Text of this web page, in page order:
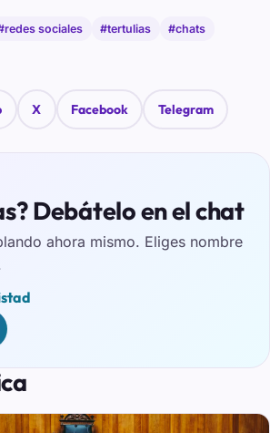
sociales #tertulias
#chats
X Facebook Telegram
Debátelo en el chat
ahora mismo. Eliges nombre